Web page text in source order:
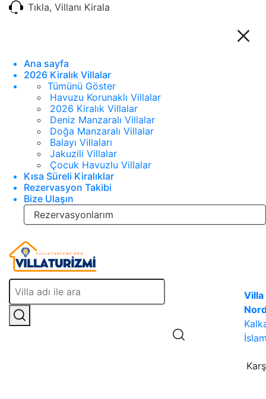
Tıkla, Villanı Kirala
Ana sayfa
2026 Kiralık Villalar
Tümünü Göster
Havuzu Korunaklı Villalar
2026 Kiralık Villalar
Deniz Manzaralı Villalar
Doğa Manzaralı Villalar
Balayı Villaları
Jakuzili Villalar
Çocuk Havuzlu Villalar
Kısa Süreli Kiralıklar
Rezervasyon Takibi
Bize Ulaşın
Rezervasyonlarım
Villa